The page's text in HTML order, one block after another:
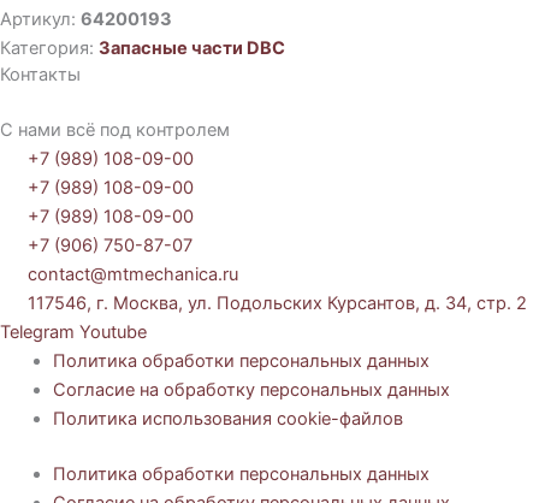
Артикул: 64200193
Категория: Запасные части DBC
Контакты
С нами всё под контролем
+7 (989) 108-09-00
+7 (989) 108-09-00
+7 (989) 108-09-00
+7 (906) 750-87-07
contact@mtmechanica.ru
117546, г. Москва, ул. Подольских Курсантов, д. 34, стр. 2
Telegram Youtube
Политика обработки персональных данных
Согласие на обработку персональных данных
Политика использования cookie-файлов
Политика обработки персональных данных